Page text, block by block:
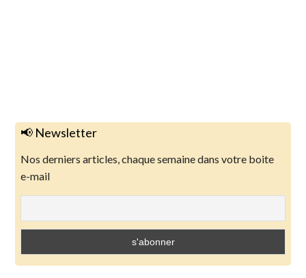
📢 Newsletter
Nos derniers articles, chaque semaine dans votre boite
e-mail